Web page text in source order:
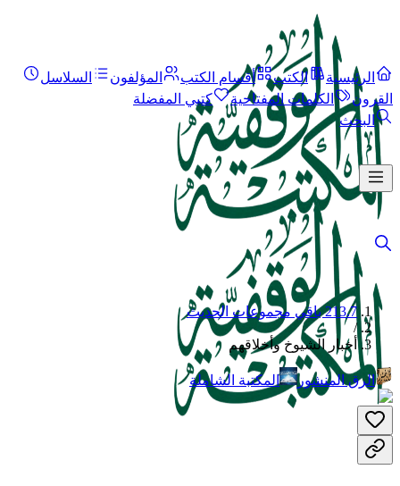
الرئيسية الكتب أقسام الكتب المؤلفون
السلاسل
القرون
الكلمات المفتاحية
كتبي المفضلة
البحث
213.7 باقي مجموعات الحديث
/
أخبار الشيوخ وأخلاقهم
الرق المنشور المكتبة الشاملة